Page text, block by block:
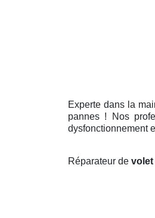
Experte dans la
pannes ! Nos
dysfonctionnement
Réparateur de volet